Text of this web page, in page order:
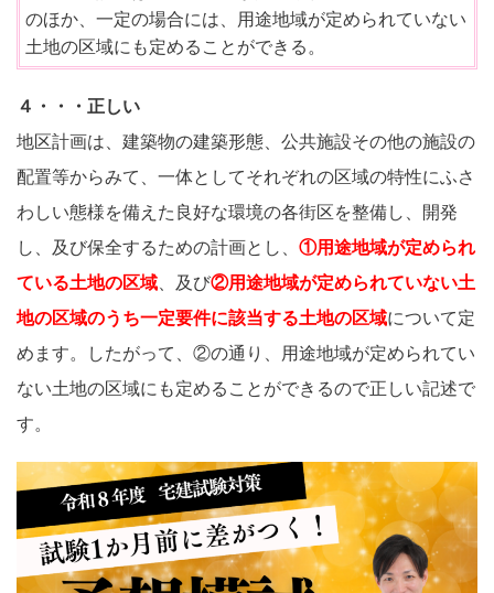
のほか、一定の場合には、用途地域が定められていない
土地の区域にも定めることができる。
４・・・正しい
地区計画は、建築物の建築形態、公共施設その他の施設の
配置等からみて、一体としてそれぞれの区域の特性にふさ
わしい態様を備えた良好な環境の各街区を整備し、開発
し、及び保全するための計画とし、 ①用途地域が定められ
ている土地の区域 、及び②用途地域が定められていない土
地の区域のうち一定要件に該当する土地の区域について定
めます。したがって、②の通り、用途地域が定められてい
ない土地の区域にも定めることができるので正しい記述で
す。